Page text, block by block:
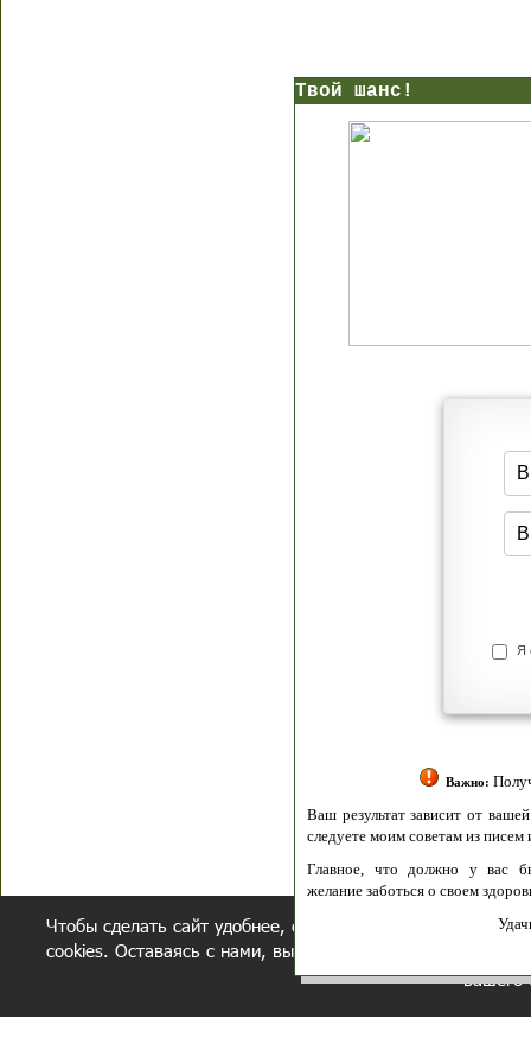
Твой шанс!
Я
Важно:Получение
Ваш результат зависит от вашей
следуете моим советам из писем и книг.
Главное, что должно у вас быть -
желание заботься о своем здоровье.
Удачи!
Чтобы сделать сайт удобнее, осуществляется обработка
cookies. Оставаясь с нами, вы соглашаетесь с нашей
вашего